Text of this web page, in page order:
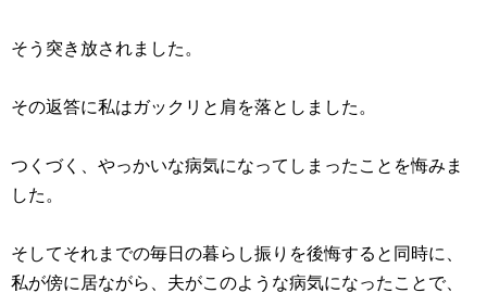
そう突き放されました。
その返答に私はガックリと肩を落としました。
つくづく、やっかいな病気になってしまったことを悔みま
した。
そしてそれまでの毎日の暮らし振りを後悔すると同時に、
私が傍に居ながら、夫がこのような病気になったことで、